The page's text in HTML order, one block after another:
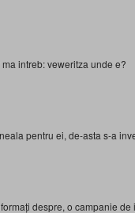
intreb: veweritza unde e?
pentru ei, de-asta s-a
despre, o campanie